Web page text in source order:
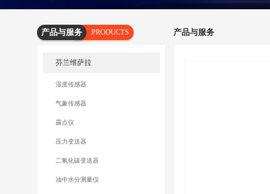
产品与服务
PRODUCTS
芬兰维萨拉
湿度传感器
气象传感器
露点仪
压力变送器
二氧化碳变送器
油中水分测量仪
产品与服务